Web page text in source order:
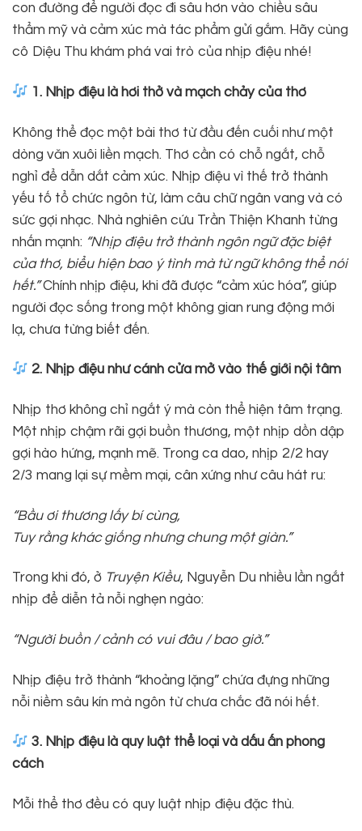
con đường để người đọc đi sâu hơn vào chiều sâu
thẩm mỹ và cảm xúc mà tác phẩm gửi gắm. Hãy cùng
cô Diệu Thu khám phá vai trò của nhịp điệu nhé!
1. Nhịp điệu là hơi thở và mạch chảy của thơ
Không thể đọc một bài thơ từ đầu đến cuối như một
dòng văn xuôi liền mạch. Thơ cần có chỗ ngắt, chỗ
nghỉ để dẫn dắt cảm xúc. Nhịp điệu vì thế trở thành
yếu tố tổ chức ngôn từ, làm câu chữ ngân vang và có
sức gợi nhạc. Nhà nghiên cứu Trần Thiện Khanh từng
nhấn mạnh: “Nhịp điệu trở thành ngôn ngữ đặc biệt
của thơ, biểu hiện bao ý tình mà từ ngữ không thể nói
hết.”Chính nhịp điệu, khi đã được “cảm xúc hóa”, giúp
người đọc sống trong một không gian rung động mới
lạ, chưa từng biết đến.
2. Nhịp điệu như cánh cửa mở vào thế giới nội tâm
Nhịp thơ không chỉ ngắt ý mà còn thể hiện tâm trạng.
Một nhịp chậm rãi gợi buồn thương, một nhịp dồn dập
gợi hào hứng, mạnh mẽ. Trong ca dao, nhịp 2/2 hay
2/3 mang lại sự mềm mại, cân xứng như câu hát ru:
“Bầu ơi thương lấy bí cùng,
Tuy rằng khác giống nhưng chung một giàn.”
Trong khi đó, ở Truyện Kiều, Nguyễn Du nhiều lần ngắt
nhịp để diễn tả nỗi nghẹn ngào:
“Người buồn / cảnh có vui đâu / bao giờ.”
Nhịp điệu trở thành “khoảng lặng” chứa đựng những
nỗi niềm sâu kín mà ngôn từ chưa chắc đã nói hết.
3. Nhịp điệu là quy luật thể loại và dấu ấn phong
cách
Mỗi thể thơ đều có quy luật nhịp điệu đặc thù.